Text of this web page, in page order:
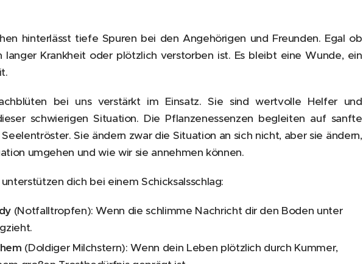
hinterlässt tiefe Spuren bei den Angehörigen und Freunden. Egal ob
langer Krankheit oder plötzlich verstorben ist. Es bleibt eine Wunde, ein
bei uns verstärkt im Einsatz. Sie sind wertvolle Helfer und
schwierigen Situation. Die Pflanzenessenzen begleiten auf sanfte
Sie ändern zwar die Situation an sich nicht, aber sie ändern,
umgehen und wie wir sie annehmen können.
dich bei einem Schicksalsschlag:
(Notfalltropfen): Wenn die schlimme Nachricht dir den Boden unter
(Doldiger Milchstern): Wenn dein Leben plötzlich durch Kummer,